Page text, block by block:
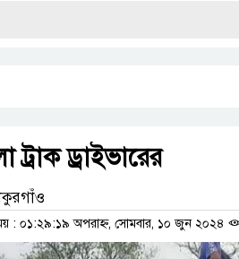
ড্রাইভারের
: ০১:২৯:১৯ অপরাহ্ন, সোমবার, ১০ জুন ২০২৪